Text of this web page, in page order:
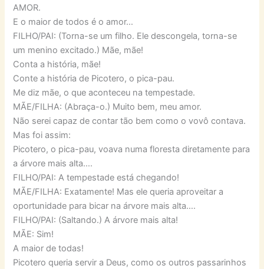
AMOR.
E o maior de todos é o amor…
FILHO/PAI: (Torna-se um filho. Ele descongela, torna-se
um menino excitado.) Mãe, mãe!
Conta a história, mãe!
Conte a história de Picotero, o pica-pau.
Me diz mãe, o que aconteceu na tempestade.
MÃE/FILHA: (Abraça-o.) Muito bem, meu amor.
Não serei capaz de contar tão bem como o vovô contava.
Mas foi assim:
Picotero, o pica-pau, voava numa floresta diretamente para
a árvore mais alta….
FILHO/PAI: A tempestade está chegando!
MÃE/FILHA: Exatamente! Mas ele queria aproveitar a
oportunidade para bicar na árvore mais alta….
FILHO/PAI: (Saltando.) A árvore mais alta!
MÃE: Sim!
A maior de todas!
Picotero queria servir a Deus, como os outros passarinhos